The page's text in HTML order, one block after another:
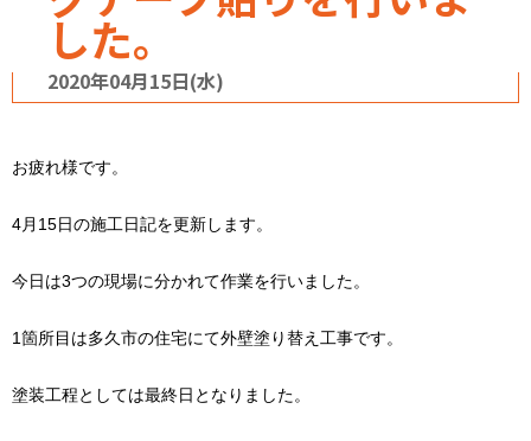
した。
2020年04月15日(水)
お疲れ様です。
4月15日の施工日記を更新します。
今日は3つの現場に分かれて作業を行いました。
1箇所目は多久市の住宅にて外壁塗り替え工事です。
塗装工程としては最終日となりました。